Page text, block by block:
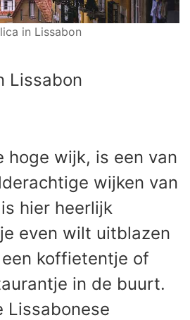
in Lissabon
Lissabon
hoge wijk, is een van
wijken van
hier heerlijk
even wilt uitblazen
koffietentje of
in de buurt.
Lissabonese